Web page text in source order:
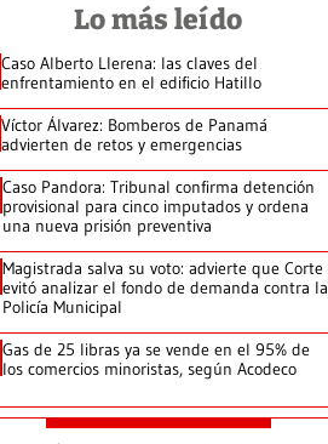
Lo más leído
Caso Alberto Llerena: las claves del
enfrentamiento en el edificio Hatillo
Víctor Álvarez: Bomberos de Panamá
advierten de retos y emergencias
Caso Pandora: Tribunal confirma detención
provisional para cinco imputados y ordena
una nueva prisión preventiva
Magistrada salva su voto: advierte que Corte
evitó analizar el fondo de demanda contra la
Policía Municipal
Gas de 25 libras ya se vende en el 95% de
los comercios minoristas, según Acodeco